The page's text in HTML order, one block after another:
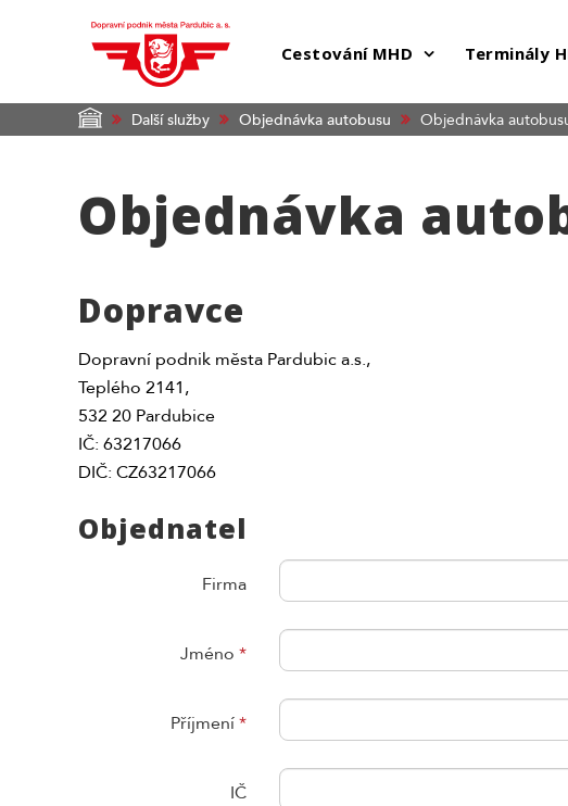
Cestování MHD Terminály
Další služby Objednávka autobusu Objednávka
Objednávka
Dopravce
Dopravní podnik města Pardubic a.s.,
Teplého 2141,
532 20 Pardubice
IČ: 63217066
DIČ: CZ63217066
Objednatel
Firma
Jméno *
Příjmení*
IČ